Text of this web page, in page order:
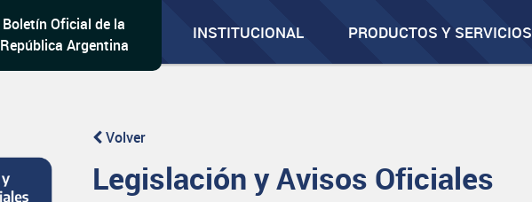
Boletín Oficial de la
República Argentina
INSTITUCIONAL PRODUCTOS Y SERVICIOS
Volver
Legislación y Avisos Oficiales